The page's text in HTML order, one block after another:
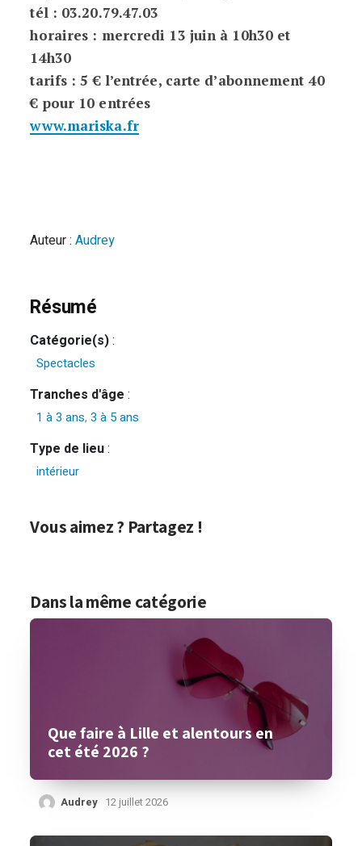
tél : 03.20.79.47.03
horaires : mercredi 13 juin à 10h30 et
14h30
tarifs : 5 € l’entrée, carte d’abonnement 40
€ pour 10 entrées
www.mariska.fr
Auteur :Audrey
Résumé
Catégorie(s):
Spectacles
Tranches d'âge :
1 à 3 ans,3 à 5 ans
Type de lieu:
intérieur
Vous aimez ? Partagez !
Dans la même catégorie
Que faire à Lille et alentours en
cet été 2026 ?
Audrey 12 juillet 2026